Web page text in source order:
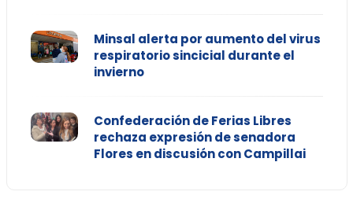
Minsal alerta por aumento del virus
respiratorio sincicial durante el
invierno
Confederación de Ferias Libres
rechaza expresión de senadora
Flores en discusión con Campillai